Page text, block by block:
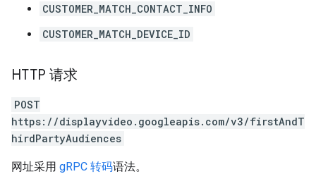
CUSTOMER_MATCH_CONTACT_INFO
CUSTOMER_MATCH_DEVICE_ID
HTTP 请求
POST
https://displayvideo.googleapis.com/v3/firstAndT
hirdPartyAudiences
网址采用 gRPC 转码语法。